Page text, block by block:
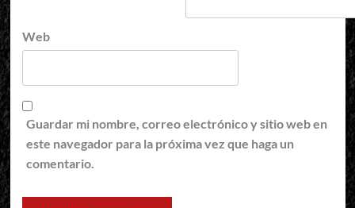
Web
Guardar mi nombre, correo electrónico y sitio web en
este navegador para la próxima vez que haga un
comentario.